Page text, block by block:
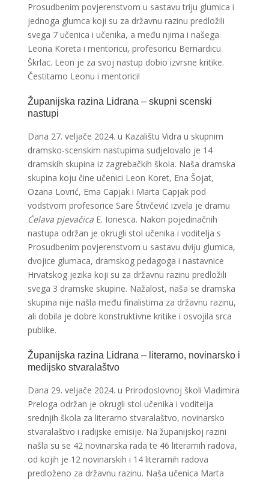
Prosudbenim povjerenstvom u sastavu triju glumica i
jednoga glumca koji su za državnu razinu predložili
svega 7 učenica i učenika, a među njima i našega
Leona Koreta i mentoricu, profesoricu Bernardicu
Škrlac. Leon je za svoj nastup dobio izvrsne kritike.
Čestitamo Leonu i mentorici!
Županijska razina Lidrana – skupni scenski
nastupi
Dana 27. veljače 2024. u Kazalištu Vidra u skupnim
dramsko-scenskim nastupima sudjelovalo je 14
dramskih skupina iz zagrebačkih škola. Naša dramska
skupina koju čine učenici Leon Koret, Ena Šojat,
Ozana Lovrić, Ema Capjak i Marta Capjak pod
vodstvom profesorice Sare Štivčević izvela je dramu
Ćelava pjevačica E. Ionesca. Nakon pojedinačnih
nastupa održan je okrugli stol učenika i voditelja s
Prosudbenim povjerenstvom u sastavu dviju glumica,
dvojice glumaca, dramskog pedagoga i nastavnice
Hrvatskog jezika koji su za državnu razinu predložili
svega 3 dramske skupine. Nažalost, naša se dramska
skupina nije našla među finalistima za državnu razinu,
ali dobila je dobre konstruktivne kritike i osvojila srca
publike.
Županijska razina Lidrana – literarno, novinarsko i
medijsko stvaralaštvo
Dana 29. veljače 2024. u Prirodoslovnoj školi Vladimira
Preloga održan je okrugli stol učenika i voditelja
srednjih škola za literarno stvaralaštvo, novinarsko
stvaralaštvo i radijske emisije. Na županijskoj razini
našla su se 42 novinarska rada te 46 literarnih radova,
od kojih je 12 novinarskih i 14 literarnih radova
predloženo za državnu razinu. Naša učenica Marta